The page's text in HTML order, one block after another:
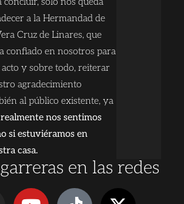
a la Hermandad de
Cruz de Linares, que
confiado en nosotros para
acto y sobre todo, reiterar
agradecimiento
al público existente, ya
realmente nos sentimos
si estuviéramos en
casa.
en las redes